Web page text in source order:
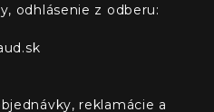
odhlásenie z odberu:
reklamácie a